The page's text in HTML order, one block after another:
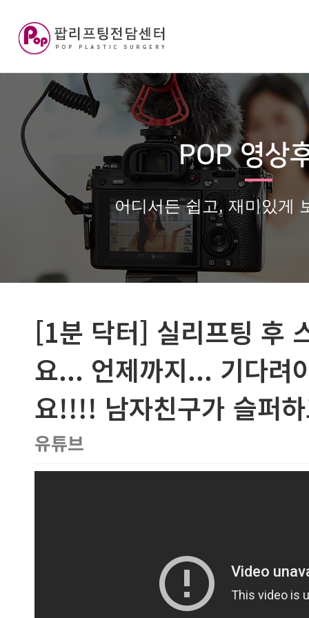
POP 영상
어디서든 쉽고, 재미있게
[1분 닥터] 실리프팅 후
요... 언제까지... 기다려
요!!!! 남자친구가 슬퍼
유튜브